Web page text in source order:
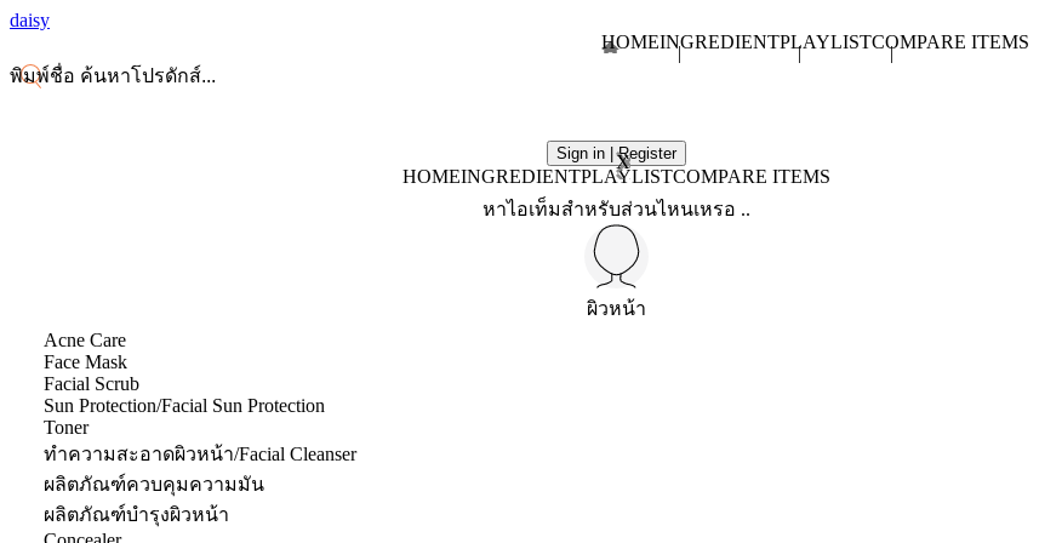
daisy
HOMEINGREDIENTPLAYLISTCOMPARE ITEMS
Sign in | Register
X
HOMEINGREDIENTPLAYLISTCOMPARE ITEMS
หาไอเท็มสำหรับส่วนไหนเหรอ ..
ผิวหน้า
Acne Care
Face Mask
Facial Scrub
Sun Protection/Facial Sun Protection
Toner
ทำความสะอาดผิวหน้า/Facial Cleanser
ผลิตภัณฑ์ควบคุมความมัน
ผลิตภัณฑ์บำรุงผิวหน้า